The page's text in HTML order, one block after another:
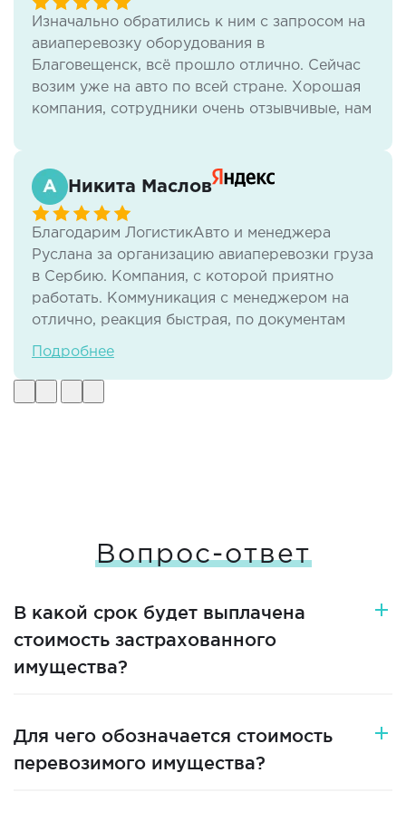
Изначально обратились к ним с запросом на
авиаперевозку оборудования в
Благовещенск, всё прошло отлично. Сейчас
возим уже на авто по всей стране. Хорошая
компания, сотрудники очень отзывчивые, нам
Никита Маслов
Благодарим ЛогистикАвто и менеджера
Руслана за организацию авиаперевозки груза
в Сербию. Компания, с которой приятно
работать. Коммуникация с менеджером на
отлично, реакция быстрая, по документам
тоже нет никаких проблем. И самое важное -
виде.
Подробнее
Вопрос-ответ
В какой срок будет выплачена
стоимость застрахованного
имущества?
Для чего обозначается стоимость
перевозимого имущества?